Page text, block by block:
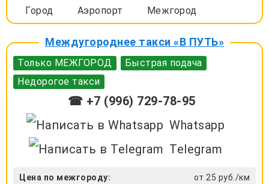
Город Аэропорт Межгород
Междугороднее такси «В ПУТЬ»
Только МЕЖГОРОД
Быстрая подача
Недорогое такси
☎ +7 (996) 729-78-95
Whatsapp
Telegram
Цена по межгороду: от 25 руб./км